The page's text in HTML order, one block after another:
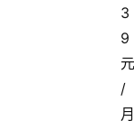
3
9
元
/
月